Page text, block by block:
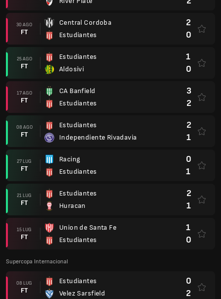
30 AGO
FT
Central Cordoba
Estudiantes
2
0
25 AGO
FT
Estudiantes
Aldosivi
1
0
17 AGO
FT
CA Banfield
Estudiantes
3
2
08 AGO
FT
Estudiantes
Independiente Rivadavia
2
1
27 LUG
FT
Racing
Estudiantes
0
1
21 LUG
FT
Estudiantes
Huracan
2
1
15 LUG
FT
Union de Santa Fe
Estudiantes
1
0
Supercopa Internacional
08 LUG
FT
Estudiantes
Velez Sarsfield
0
2